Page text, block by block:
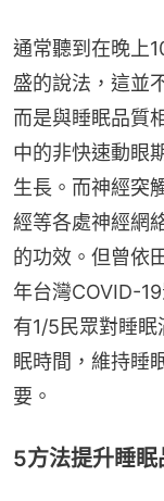
通常聽到在晚上
盛的說法，這並
而是與睡眠品質
中的非快速動眼
生長。而神經突
經等各處神經網
的功效。但曾依
年台灣COVID-
有1/5民眾對睡
眠時間，維持睡
要。
5方法提升睡眠